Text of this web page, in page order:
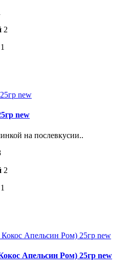
2
1
new
на послевкусии..
2
1
Апельсин Ром) 25гр new